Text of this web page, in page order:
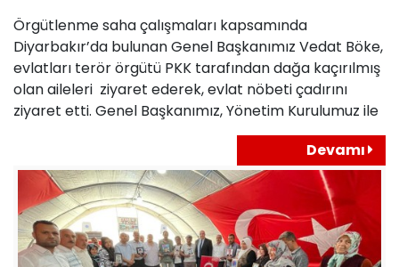
Örgütlenme saha çalışmaları kapsamında
Diyarbakır’da bulunan Genel Başkanımız Vedat Böke,
evlatları terör örgütü PKK tarafından dağa kaçırılmış
olan aileleri ziyaret ederek, evlat nöbeti çadırını
ziyaret etti. Genel Başkanımız, Yönetim Kurulumuz ile
Devamı